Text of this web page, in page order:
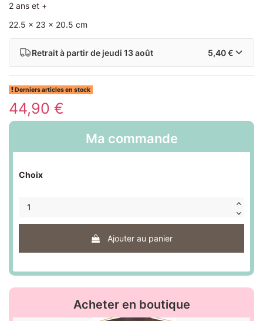
2 ans et +
22.5 x 23 x 20.5 cm
Retrait à partir dejeudi 13 août 5,40 €
Derniers articles en stock
44,90 €
Ma commande
Choix
Ajouter au panier
Acheter en boutique